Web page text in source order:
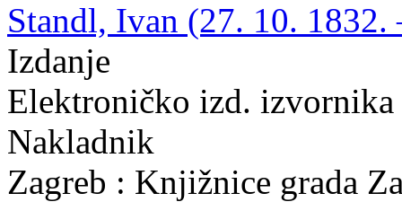
Standl, Ivan (27. 10. 1832.
Izdanje
Elektroničko izd. izvornika
Nakladnik
Zagreb : Knjižnice grada